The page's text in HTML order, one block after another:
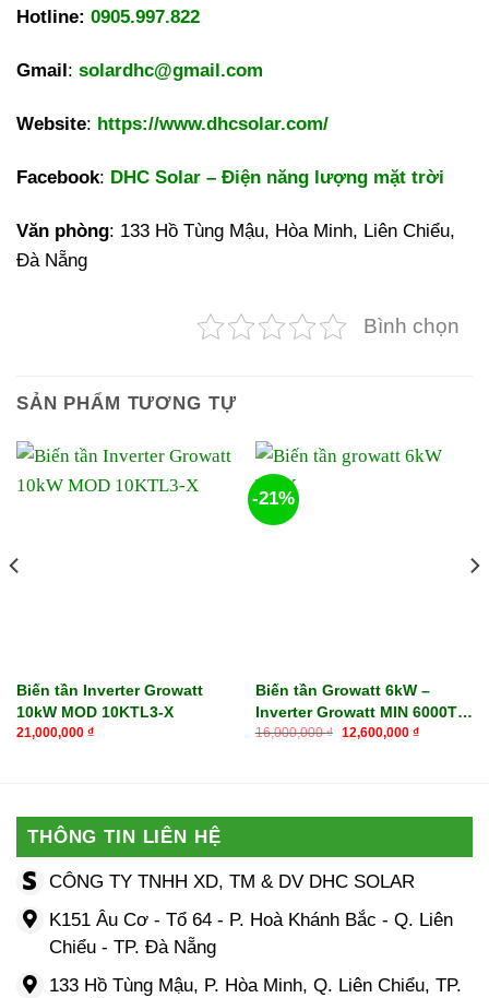
Hotline: 0905.997.822
Gmail: solardhc@gmail.com
Website: https://www.dhcsolar.com/
Facebook: DHC Solar – Điện năng lượng mặt trời
Văn phòng: 133 Hồ Tùng Mậu, Hòa Minh, Liên Chiểu,
Đà Nẵng
Bình chọn
SẢN PHẨM TƯƠNG TỰ
Biến tần Inverter Growatt
10kW MOD 10KTL3-X
21,000,000 ₫
-21%
Biến tần Growatt 6kW –
Inverter Growatt MIN 6000TL-
X
16,000,000₫ Giá
12,600,000 ₫Giá
THÔNG TIN LIÊN HỆ
CÔNG TY TNHH XD, TM & DV DHC SOLAR
K151 Âu Cơ - Tổ 64 - P. Hoà Khánh Bắc - Q. Liên
Chiểu - TP. Đà Nẵng
133 Hồ Tùng Mậu, P. Hòa Minh, Q. Liên Chiểu, TP.